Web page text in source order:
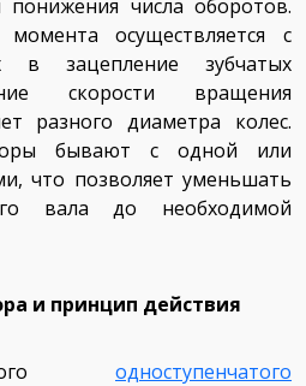
понижения числа оборотов.
осуществляется с
зацепление зубчатых
скорости вращения
разного диаметра колес.
бывают с одной или
что позволяет уменьшать
вала до необходимой
и принцип действия
одноступенчатого